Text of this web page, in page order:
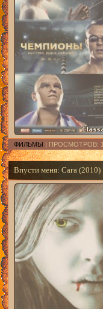
ФИЛЬМЫ | ПРОСМОТРОВ:
Впусти меня: Сага (2010)